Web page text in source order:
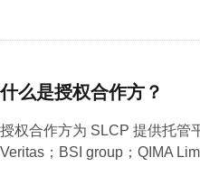
什么是授权合作方？
授权合作方为 SLCP 提供托管
Veritas；BSI group；QIMA